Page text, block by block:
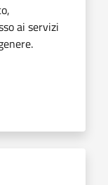
ai servizi